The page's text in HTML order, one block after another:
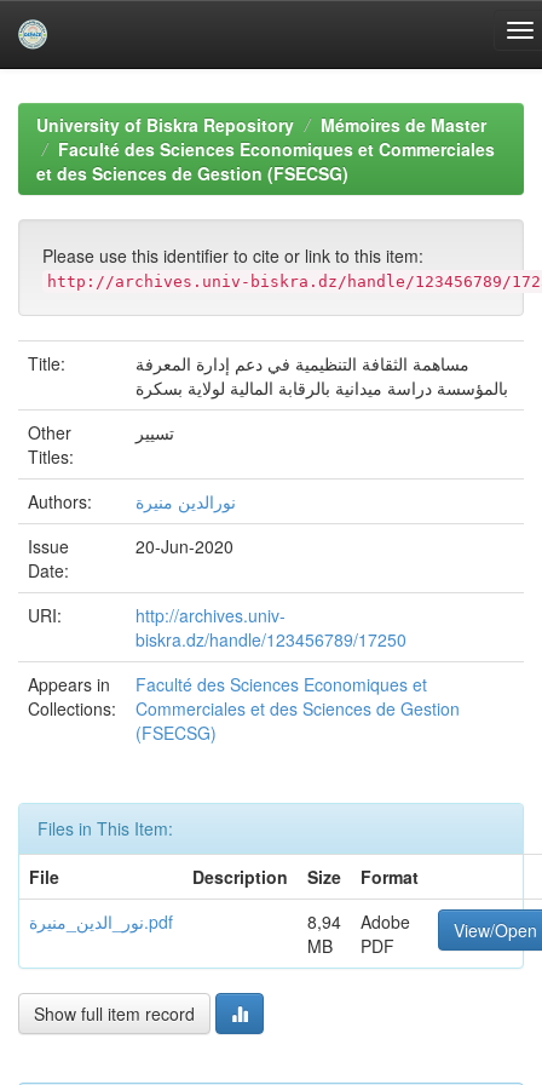
navigationUniversity of Biskra Repository
Mémoires de Master
Faculté des Sciences Economiques et Commerciales
et des Sciences de Gestion (FSECSG)
Please use this identifier to cite or link to this item:
http://archives.univ-biskra.dz/handle/123456789/
Title:
مساهمة الثقافة التنظيمية في دعم إدارة المعرفة
بالمؤسسة دراسة ميدانية بالرقابة المالية لولاية بسكرة
Other
Titles:
تسيير
Authors:
نورالدين منيرة
Issue
Date:
20-Jun-2020
URI:
http://archives.univ-
biskra.dz/handle/123456789/17250
Appears in
Collections:
Faculté des Sciences Economiques et
Commerciales et des Sciences de Gestion
(FSECSG)
Files in This Item:
File
Description Size
Format
نور_الدين_منيرة.pdf
8,94
MB
Adobe
PDF
View/Open
Show full item record